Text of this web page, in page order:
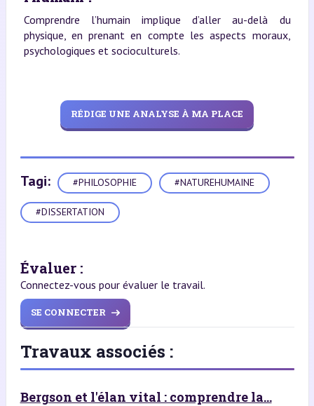
Comprendre l’humain implique d’aller au-delà du
physique, en prenant en compte les aspects moraux,
psychologiques et socioculturels.
RÉDIGE UNE ANALYSE À MA PLACE
Tagi: #PHILOSOPHIE #NATUREHUMAINE
#DISSERTATION
Évaluer :
Connectez-vous pour évaluer le travail.
SE CONNECTER
Travaux associés :
Bergson et l'élan vital : comprendre la...